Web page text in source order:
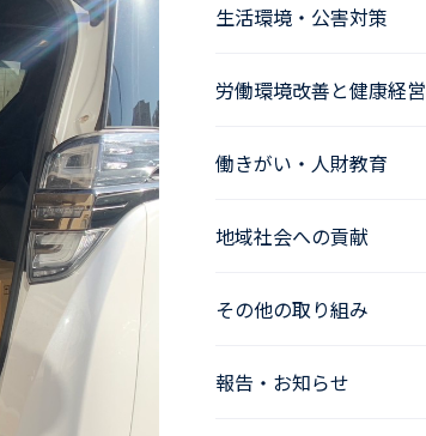
生活環境・公害対策
労働環境改善と健康経営
働きがい・人財教育
地域社会への貢献
その他の取り組み
報告・お知らせ